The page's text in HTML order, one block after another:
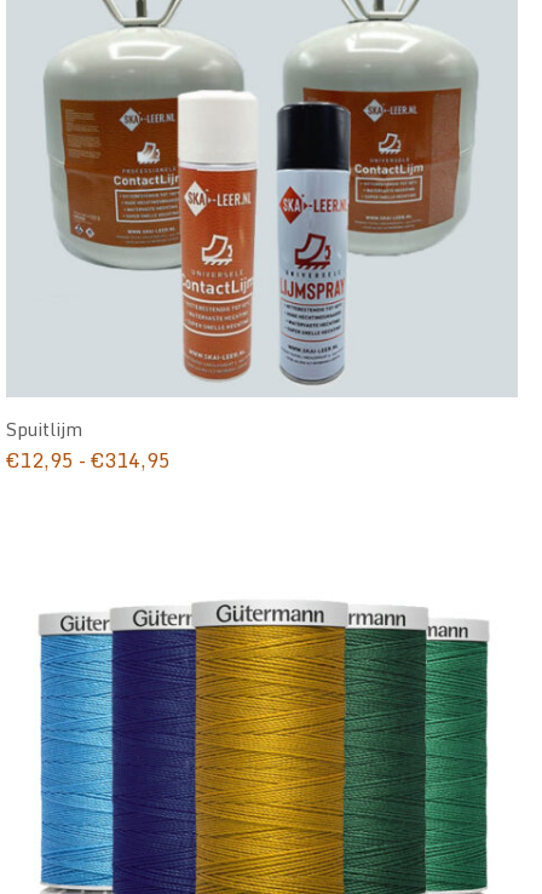
Spuitlijm
€12,95 -€314,95